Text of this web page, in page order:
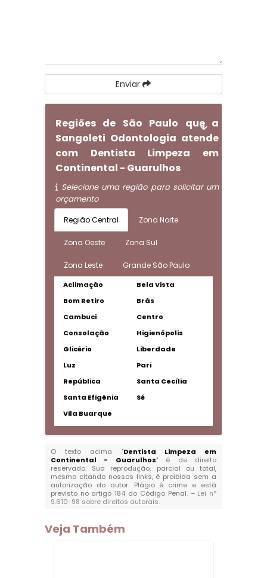
Enviar
Regiões de São Paulo que a
Sangoleti Odontologia atende
com Dentista Limpeza em
Continental - Guarulhos
Selecione uma região para solicitar um
orçamento
Região Central Zona Norte
Zona Oeste Zona Sul
Zona Leste Grande São Paulo
Aclimação
Bela Vista
Bom Retiro
Brás
Cambuci
Centro
Consolação
Higienópolis
Glicério
Liberdade
Luz
Pari
República
Santa Cecília
Santa Efigênia
Sé
Vila Buarque
O texto acima "Dentista Limpeza em
Continental - Guarulhos" é de direito
reservado. Sua reprodução, parcial ou total,
mesmo citando nossos links, é proibida sem a
autorização do autor. Plágio é crime e está
previsto no artigo 184 do Código Penal. – Lei n°
9.610-98 sobre direitos autorais.
Veja Também